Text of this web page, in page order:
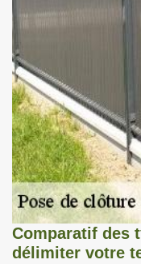
Comparatif des
délimiter votre